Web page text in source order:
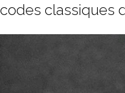
codes classiques